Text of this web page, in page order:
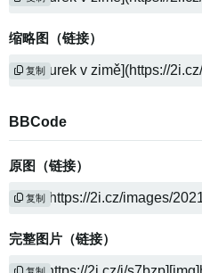
缩略图（链接）
复制
BBCode
原图（链接）
复制
完整图片（链接）